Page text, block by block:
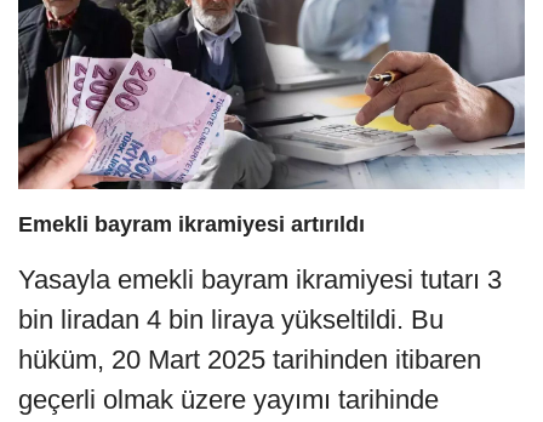
Emekli bayram ikramiyesi artırıldı
Yasayla emekli bayram ikramiyesi tutarı 3
bin liradan 4 bin liraya yükseltildi. Bu
hüküm, 20 Mart 2025 tarihinden itibaren
geçerli olmak üzere yayımı tarihinde